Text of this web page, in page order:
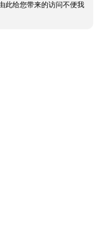
此给您带来的访问不便我